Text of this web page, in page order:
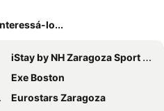
lo...
iStay by NH Zaragoza Sport Hotel
Exe Boston
Eurostars Zaragoza